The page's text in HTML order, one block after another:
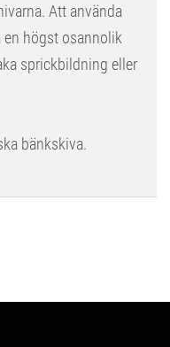
Att använda
högst osannolik
sprickbildning eller
bänkskiva.